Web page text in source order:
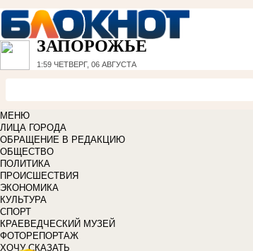
ЗАПОРОЖЬЕ
1:59 ЧЕТВЕРГ, 06 АВГУСТА
МЕНЮ
ЛИЦА ГОРОДА
ОБРАЩЕНИЕ В РЕДАКЦИЮ
ОБЩЕСТВО
ПОЛИТИКА
ПРОИСШЕСТВИЯ
ЭКОНОМИКА
КУЛЬТУРА
СПОРТ
КРАЕВЕДЧЕСКИЙ МУЗЕЙ
ФОТОРЕПОРТАЖ
ХОЧУ СКАЗАТЬ